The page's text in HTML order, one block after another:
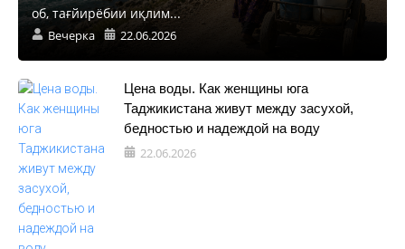
об, тағйирёбии иқлим...
Вечерка 22.06.2026
Цена воды. Как женщины юга
Таджикистана живут между засухой,
бедностью и надеждой на воду
22.06.2026